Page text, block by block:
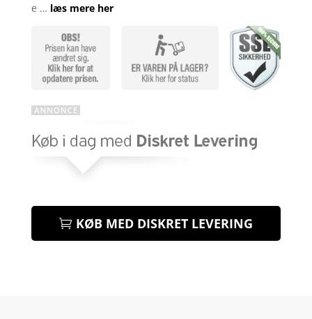
e … læs mere her
KØB MED DISKRET LEVERING